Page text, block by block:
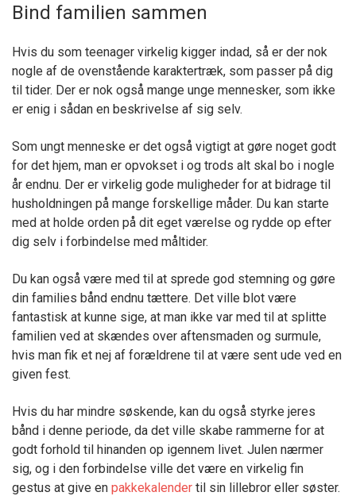
Bind familien sammen
Hvis du som teenager virkelig kigger indad, så er der nok
nogle af de ovenstående karaktertræk, som passer på dig
til tider. Der er nok også mange unge mennesker, som ikke
er enig i sådan en beskrivelse af sig selv.
Som ungt menneske er det også vigtigt at gøre noget godt
for det hjem, man er opvokset i og trods alt skal bo i nogle
år endnu. Der er virkelig gode muligheder for at bidrage til
husholdningen på mange forskellige måder. Du kan starte
med at holde orden på dit eget værelse og rydde op efter
dig selv i forbindelse med måltider.
Du kan også være med til at sprede god stemning og gøre
din families bånd endnu tættere. Det ville blot være
fantastisk at kunne sige, at man ikke var med til at splitte
familien ved at skændes over aftensmaden og surmule,
hvis man fik et nej af forældrene til at være sent ude ved en
given fest.
Hvis du har mindre søskende, kan du også styrke jeres
bånd i denne periode, da det ville skabe rammerne for at
godt forhold til hinanden op igennem livet. Julen nærmer
sig, og i den forbindelse ville det være en virkelig fin
gestus at give en pakkekalender til sin lillebror eller søster.